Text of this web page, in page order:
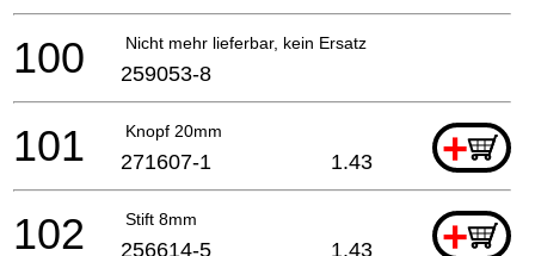
Nicht mehr lieferbar, kein Ersatz
100 259053-8
Knopf 20mm +
101 271607-1 1.43
Stift 8mm +
102 256614-5 1.43